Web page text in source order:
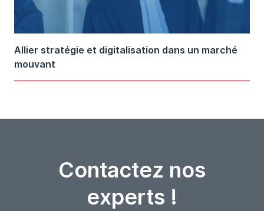
Allier stratégie et digitalisation dans un marché
mouvant
Contactez nos
experts !